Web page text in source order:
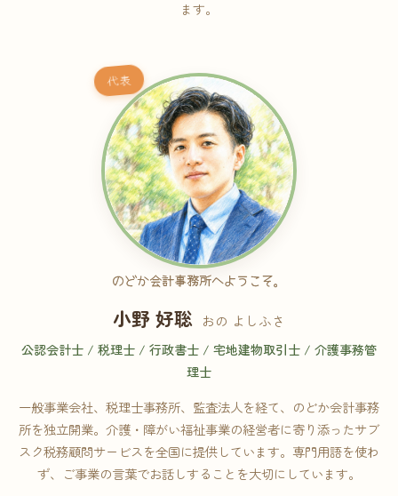
ます。
代表
のどか会計事務所へようこそ。
小野 好聡 おの よしふさ
公認会計士 / 税理士 / 行政書士 / 宅地建物取引士 / 介護事務管
理士
一般事業会社、税理士事務所、監査法人を経て、のどか会計事務
所を独立開業。介護・障がい福祉事業の経営者に寄り添ったサブ
スク税務顧問サービスを全国に提供しています。専門用語を使わ
ず、ご事業の言葉でお話しすることを大切にしています。